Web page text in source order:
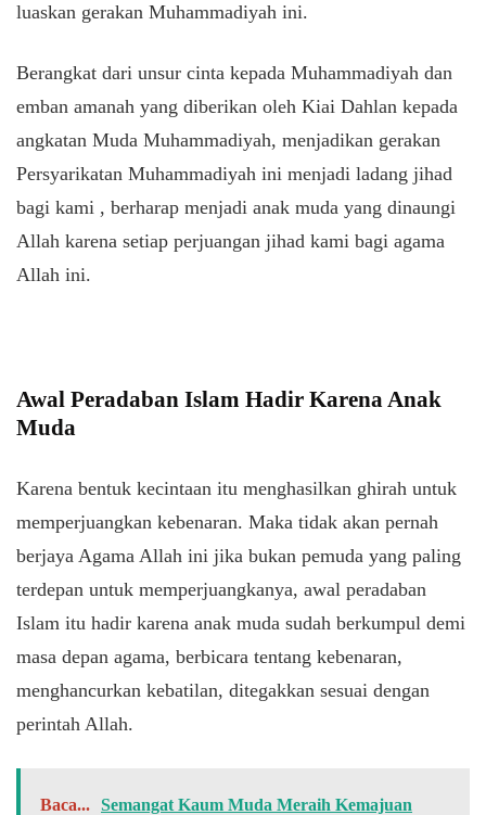
luaskan gerakan Muhammadiyah ini.
Berangkat dari unsur cinta kepada Muhammadiyah dan
emban amanah yang diberikan oleh Kiai Dahlan kepada
angkatan Muda Muhammadiyah, menjadikan gerakan
Persyarikatan Muhammadiyah ini menjadi ladang jihad
bagi kami , berharap menjadi anak muda yang dinaungi
Allah karena setiap perjuangan jihad kami bagi agama
Allah ini.
Awal Peradaban Islam Hadir Karena Anak
Muda
Karena bentuk kecintaan itu menghasilkan ghirah untuk
memperjuangkan kebenaran. Maka tidak akan pernah
berjaya Agama Allah ini jika bukan pemuda yang paling
terdepan untuk memperjuangkanya, awal peradaban
Islam itu hadir karena anak muda sudah berkumpul demi
masa depan agama, berbicara tentang kebenaran,
menghancurkan kebatilan, ditegakkan sesuai dengan
perintah Allah.
Baca... Semangat Kaum Muda Meraih Kemajuan